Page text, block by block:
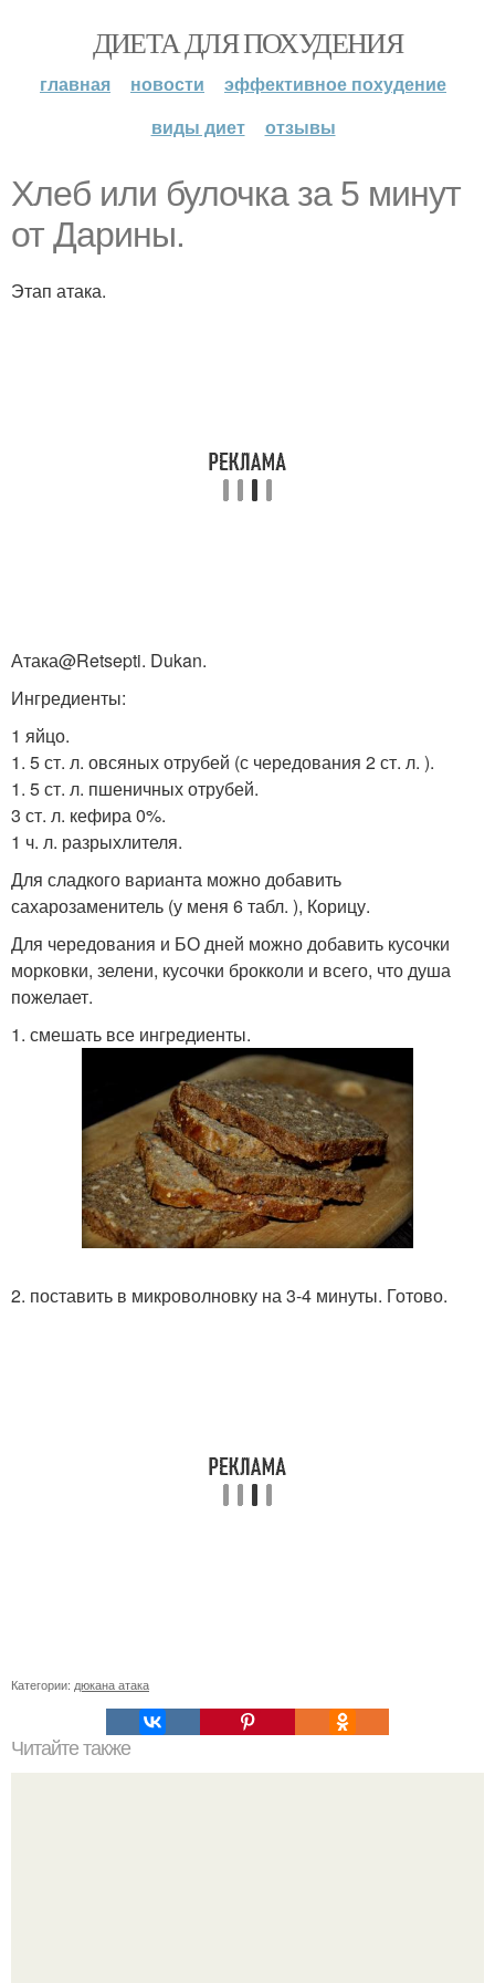
ДИЕТА ДЛЯ ПОХУДЕНИЯ
главная новости
эффективное похудение
виды диет
отзывы
Хлеб или булочка за 5 минут
от Дарины.
Этап атака.
Атака@Retsepti. Dukan.
Ингредиенты:
1 яйцо.
1. 5 ст. л. овсяных отрубей (с чередования 2 ст. л. ).
1. 5 ст. л. пшеничных отрубей.
3 ст. л. кефира 0%.
1 ч. л. разрыхлителя.
Для сладкого варианта можно добавить
сахарозаменитель (у меня 6 табл. ), Корицу.
Для чередования и БО дней можно добавить кусочки
морковки, зелени, кусочки брокколи и всего, что душа
пожелает.
1. смешать все ингредиенты.
2. поставить в микроволновку на 3-4 минуты. Готово.
Категории: дюкана атака
Читайте также